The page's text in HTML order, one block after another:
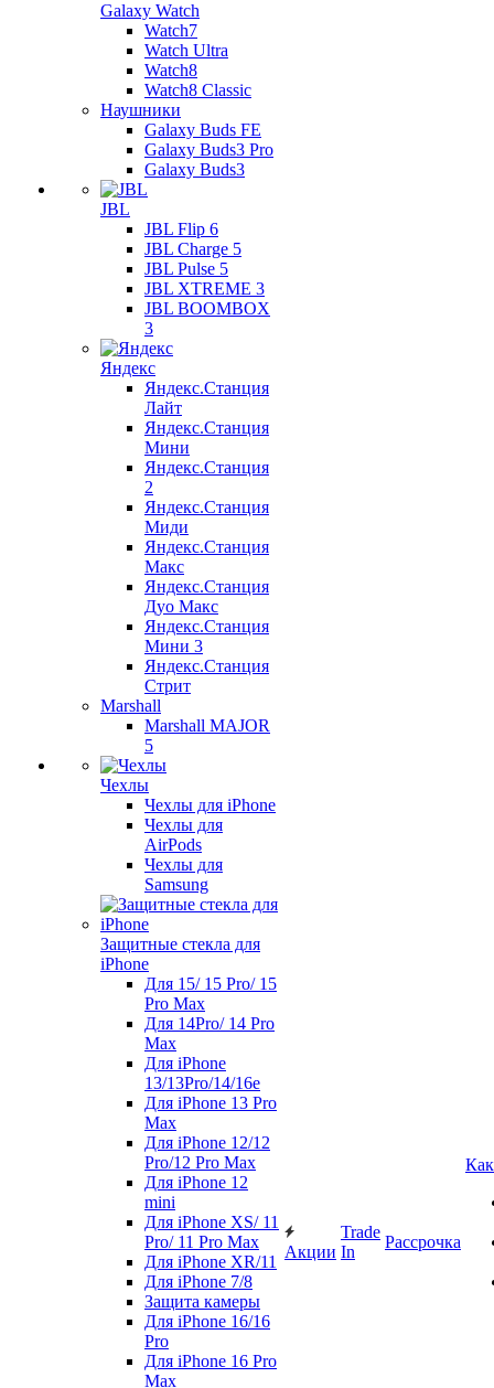
Galaxy Watch
Watch7
Watch Ultra
Watch8
Watch8 Classic
Наушники
Galaxy Buds FE
Galaxy Buds3 Pro
Galaxy Buds3
JBL
JBL Flip 6
JBL Charge 5
JBL Pulse 5
JBL XTREME 3
JBL BOOMBOX
3
Яндекс
Яндекс.Станция
Лайт
Яндекс.Станция
Мини
Яндекс.Станция
2
Яндекс.Станция
Миди
Яндекс.Станция
Макс
Яндекс.Станция
Дуо Макс
Яндекс.Станция
Мини 3
Яндекс.Станция
Стрит
Marshall
Marshall MAJOR
5
Чехлы
Чехлы для iPhone
Чехлы для
AirPods
Чехлы для
Samsung
Защитные стекла для
iPhone
Для 15/ 15 Pro/ 15
Pro Max
Для 14Pro/ 14 Pro
Max
Для iPhone
13/13Pro/14/16e
Для iPhone 13 Pro
Max
Для iPhone 12/12
Pro/12 Pro Max
Для iPhone 12
mini
Для iPhone XS/ 11
Pro/ 11 Pro Max
Для iPhone XR/11
Для iPhone 7/8
Защита камеры
Для iPhone 16/16
Pro
Для iPhone 16 Pro
Max
Акции
Trade
In
Рассрочка